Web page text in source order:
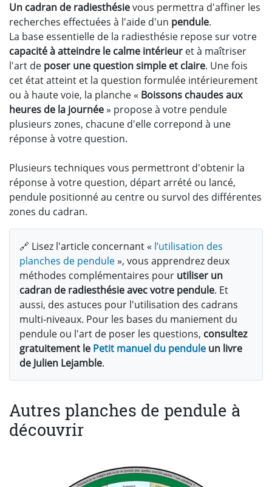
Un cadran de radiesthésievous permettra d'affiner les
recherches effectuées à l'aide d'un pendule.
La base essentielle de la radiesthésie repose sur votre
capacité à atteindre le calme intérieur et à maîtriser
l'art de poser une question simple et claire. Une fois
cet état atteint et la question formulée intérieurement
ou à haute voie, la planche « Boissons chaudes aux
heures de la journée» propose à votre pendule
plusieurs zones, chacune d'elle correpond à une
réponse à votre question.
Plusieurs techniques vous permettront d'obtenir la
réponse à votre question, départ arrété ou lancé,
pendule positionné au centre ou survol des différentes
zones du cadran.
🔗 Lisez l'article concernant « l’utilisation des
planches de pendule», vous apprendrez deux
méthodes complémentaires pour utiliser un
cadran de radiesthésie avec votre pendule. Et
aussi, des astuces pour l'utilisation des cadrans
multi-niveaux. Pour les bases du maniement du
pendule ou l'art de poser les questions, consultez
gratuitement le Petit manuel du pendule un livre
de Julien Lejamble.
Autres planches de pendule à
découvrir